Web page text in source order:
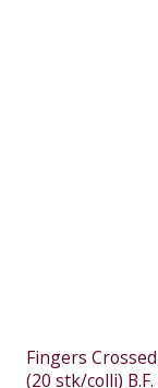
Fingers
(20 stk/colli)